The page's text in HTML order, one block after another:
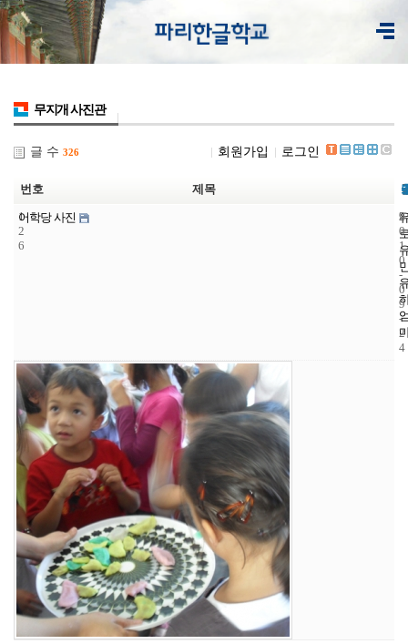
무지개 사진관
글 수 326 회원가입 로그인
번호 제목
1
2
6
어학당 사진 9
2
0
1
0
-
0
9
-
2
4